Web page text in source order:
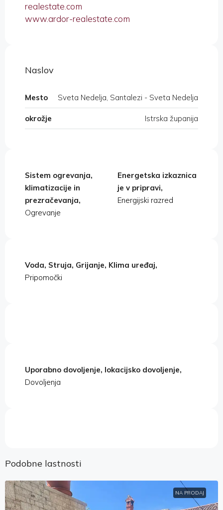
realestate.com
www.ardor-realestate.com
Naslov
Mesto Sveta Nedelja, Santalezi - Sveta Nedelja
okrožje Istrska županija
Sistem ogrevanja,
klimatizacije in
prezračevanja,
Ogrevanje
Energetska izkaznica
je v pripravi,
Energijski razred
Voda, Struja, Grijanje, Klima uređaj,
Pripomočki
Uporabno dovoljenje, lokacijsko dovoljenje,
Dovoljenja
Podobne lastnosti
NA PRODAJ